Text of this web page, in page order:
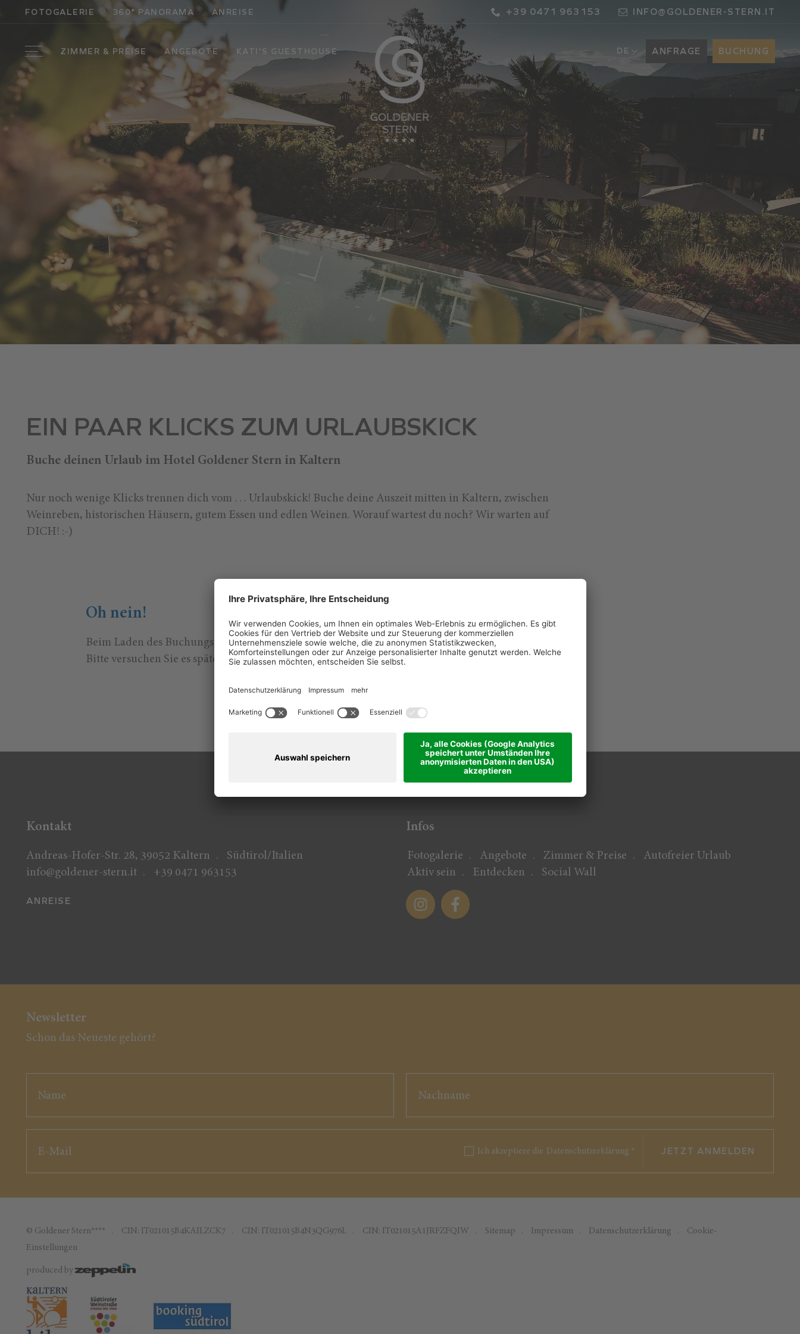
FOTOGALERIE 360° PANORAMA ANREISE +39 0471 963153 INFO@GOLDENER-STERN.IT
ZIMMER & PREISE ANGEBOTE KATI'S GUESTHOUSE DE ANFRAGE BUCHUNG
EIN PAAR KLICKS ZUM URLAUBSKICK
Buche deinen Urlaub im Hotel Goldener Stern in Kaltern
Nur noch wenige Klicks trennen dich vom … Urlaubskick! Buche deine Auszeit mitten in Kaltern, zwischen
Weinreben, historischen Häusern, gutem Essen und edlen Weinen. Worauf wartest du noch? Wir warten auf
DICH! :-)
Oh nein!
Beim Laden des Buchungs-Widgets ist ein unerwarteter Fehler aufgetreten.
Bitte versuchen Sie es später erneut.
Kontakt
Andreas-Hofer-Str. 28, 39052 Kaltern
Südtirol/Italien
info@goldener-stern.it
+39 0471 963153
ANREISE
Infos
Fotogalerie Angebote Zimmer & Preise
Autofreier Urlaub
Aktiv sein
Entdecken Social Wall
Newsletter
Schon das Neueste gehört?
Ich akzeptiere die Datenschutzerklärung * JETZT ANMELDEN
© Goldener Stern**** CIN: IT021015B4KAILZCK7 CIN: IT021015B4N3QG976L CIN: IT021015A1JRFZFQIW Sitemap Impressum Datenschutzerklärung
Cookie-
Einstellungen
produced by